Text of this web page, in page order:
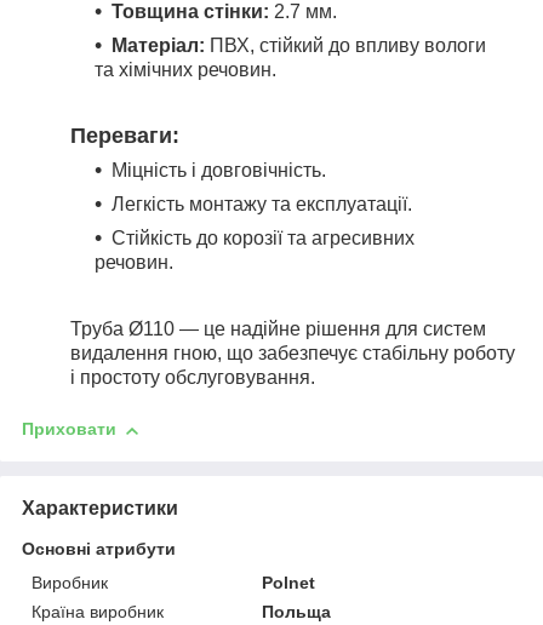
Товщина стінки: 2.7 мм.
Матеріал: ПВХ, стійкий до впливу вологи
та хімічних речовин.
Переваги:
Міцність і довговічність.
Легкість монтажу та експлуатації.
Стійкість до корозії та агресивних
речовин.
Труба Ø110 — це надійне рішення для систем
видалення гною, що забезпечує стабільну роботу
і простоту обслуговування.
Приховати
Характеристики
Основні атрибути
Виробник
Polnet
Країна виробник
Польща